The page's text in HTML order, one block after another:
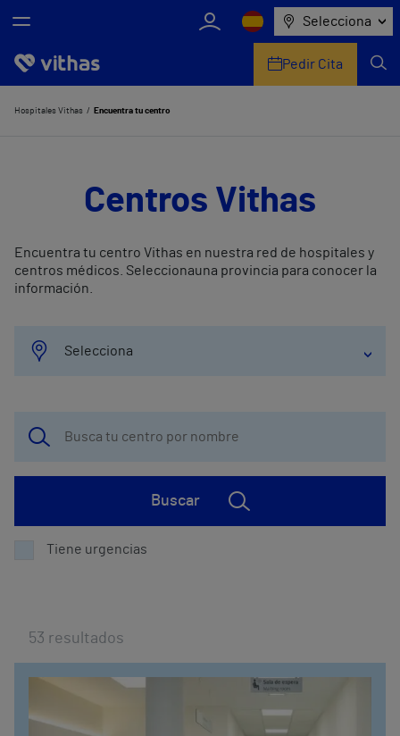
Selecciona
Nosotros
Servicios de salud
Información útil
Pedir Cita
Hospitales Vithas Encuentra tu centro
Centros Vithas
Encuentra tu centro Vithas en nuestra red de hospitales y
centros médicos. Seleccionauna provincia para conocer la
información.
Selecciona
Buscar
Tiene urgencias
53 resultados